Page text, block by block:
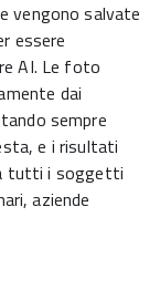
vengono salvate
essere
AI. Le foto
dai
sempre
e i risultati
tutti i soggetti
aziende